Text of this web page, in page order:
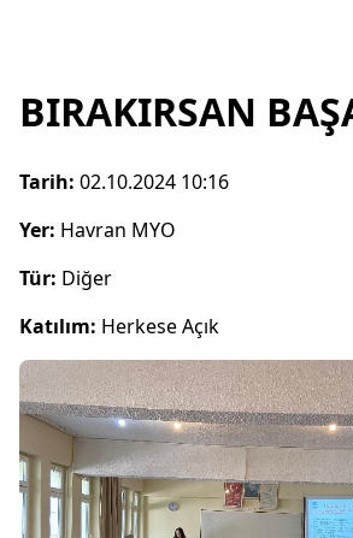
BIRAKIRSAN
Tarih: 02.10.2024 10:16
Yer: Havran MYO
Tür: Diğer
Katılım: Herkese Açık